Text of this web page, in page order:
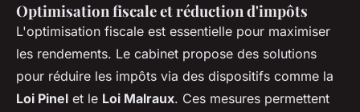
Optimisation fiscale et réduction d'impôts
L'optimisation fiscale est essentielle pour maximiser
les rendements. Le cabinet propose des solutions
pour réduire les impôts via des dispositifs comme la
Loi Pinel et le Loi Malraux. Ces mesures permettent